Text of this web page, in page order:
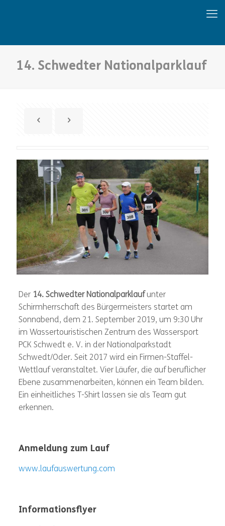
14. Schwedter Nationalparklauf
Der 14. Schwedter Nationalparklaufunter
Schirmherrschaft des Bürgermeisters startet am
Sonnabend, dem 21. September 2019, um 9:30 Uhr
im Wassertouristischen Zentrum des Wassersport
PCK Schwedt e. V. in der Nationalparkstadt
Schwedt/Oder. Seit 2017 wird ein Firmen-Staffel-
Wettlauf veranstaltet. Vier Läufer, die auf beruflicher
Ebene zusammenarbeiten, können ein Team bilden.
Ein einheitliches T-Shirt lassen sie als Team gut
erkennen.
Anmeldung zum Lauf
www.laufauswertung.com
Informationsflyer